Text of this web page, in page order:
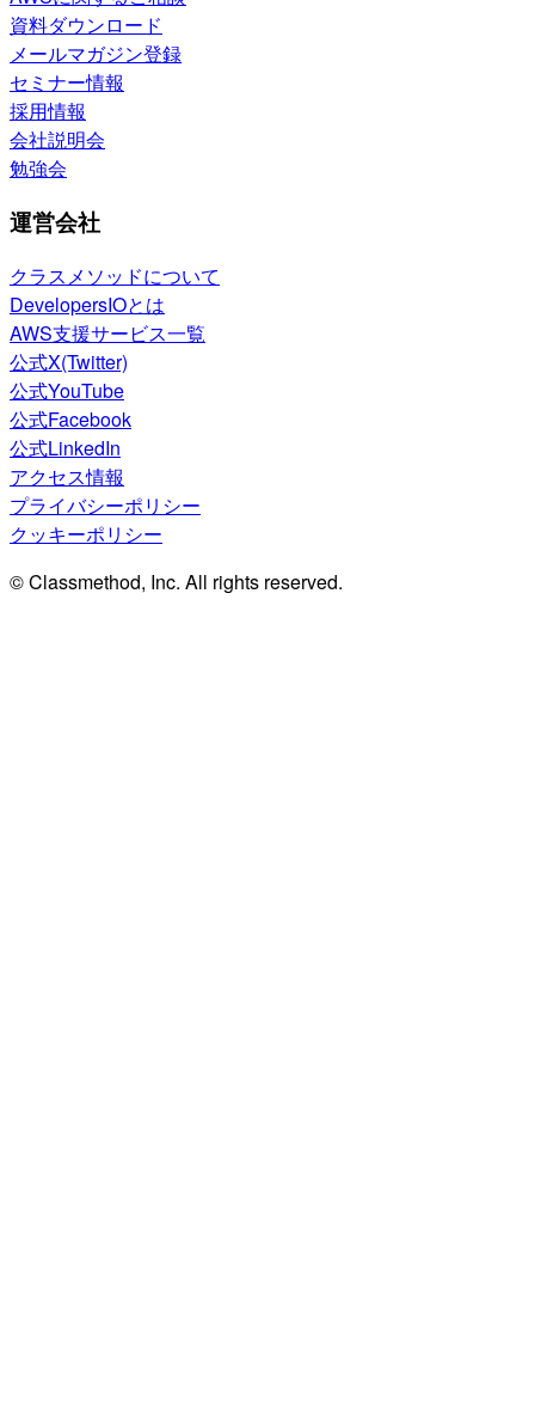
資料ダウンロード
メールマガジン登録
セミナー情報
採用情報
会社説明会
勉強会
運営会社
クラスメソッドについて
DevelopersIOとは
AWS支援サービス一覧
公式X(Twitter)
公式YouTube
公式Facebook
公式LinkedIn
アクセス情報
プライバシーポリシー
クッキーポリシー
© Classmethod, Inc. All rights reserved.